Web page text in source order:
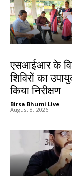
एसआईआर के
शिविरों का
किया निरीक्षण
Birsa Bhumi Live -
August 8, 2026